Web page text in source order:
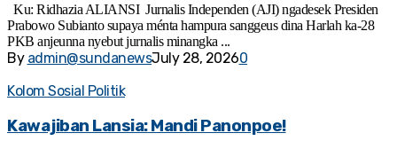
Ku: Ridhazia ALIANSI Jurnalis Independen (AJI) ngadesek Presiden
Prabowo Subianto supaya ménta hampura sanggeus dina Harlah ka-28
PKB anjeunna nyebut jurnalis minangka ...
By admin@sundanewsJuly 28, 20260
Kolom Sosial Politik
Kawajiban Lansia: Mandi Panonpoe!